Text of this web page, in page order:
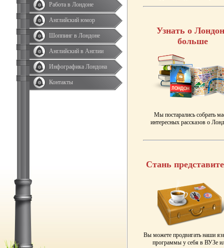
Работа в Лондоне
Английский юмор
Шоппинг в Лондоне
Английский в Англии
Инфографика Лондона
Контакты
Узнать о
больше
Мы постарались собрать
интересных рассказов о
Стань
Вы можете продвигать наши
программы у себя в ВУЗе